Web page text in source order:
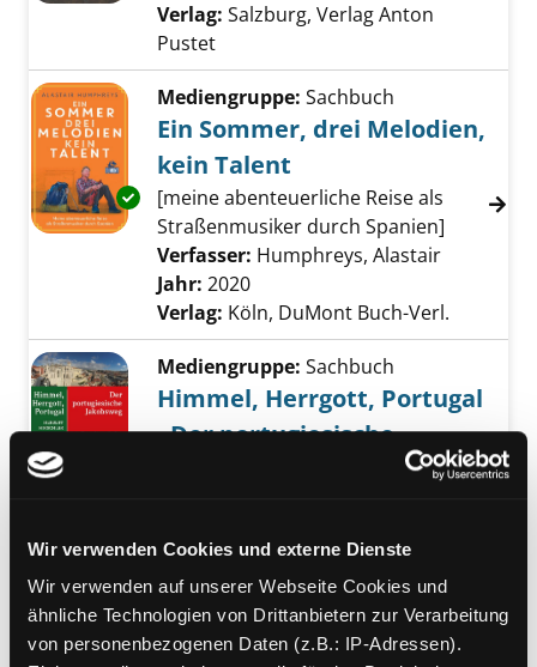
Wir verwenden Cookies und externe Dienste
Wir verwenden auf unserer Webseite Cookies und
ähnliche Technologien von Drittanbietern zur Verarbeitung
von personenbezogenen Daten (z.B.: IP-Adressen).
Verlag: Salzburg, Verlag Anton
Pustet
Exemplar-Details von Ein Sommer, drei
Mediengruppe: Sachbuch
Ein Sommer, drei Melodien,
kein Talent
[meine abenteuerliche Reise als
Straßenmusiker durch Spanien]
Verfasser: Humphreys, Alastair
Jahr: 2020
Verlag: Köln, DuMont Buch-Verl.
Exemplar-Details von Himmel, Herrgott,
Mediengruppe: Sachbuch
Himmel, Herrgott, Portugal
- Der portugiesische
Caminho da Costa. 27 Tage
Abenteuer entlang der
portugiesischen Küste
Verfasser:Hirschler, HerbertSuche nach